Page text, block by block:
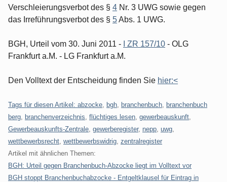
Verschleierungsverbot des § 4 Nr. 3 UWG sowie gegen
das Irreführungsverbot des § 5Abs. 1 UWG.
BGH, Urteil vom 30. Juni 2011 - I ZR 157/10 - OLG
Frankfurt a.M. - LG Frankfurt a.M.
Den Volltext der Entscheidung finden Sie hier:<
Tags für diesen Artikel: abzocke bgh branchenbuch
branchenbuch
berg
branchenverzeichnis flüchtiges lesen gewerbeauskunft
Gewerbeauskunfts-Zentrale gewerberegister, nepp uwg
wettbewerbsrecht wettbewerbswidrig zentralregister
Artikel mit ähnlichen Themen:
BGH: Urteil gegen Branchenbuch-Abzocke liegt im Volltext vor
BGH stoppt Branchenbuchabzocke - Entgeltklausel für Eintrag in